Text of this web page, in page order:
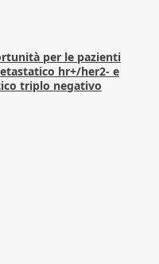
per le pazienti
hr+/her2- e
triplo negativo